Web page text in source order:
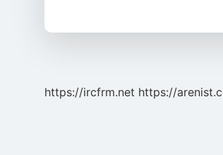
https://ircfrm.net https://